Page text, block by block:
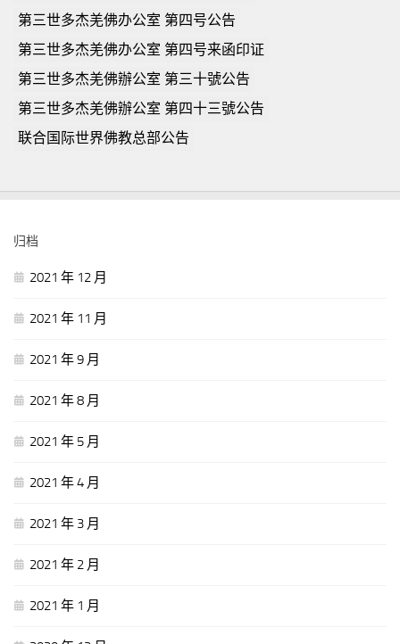
第三世多杰羌佛办公室 第四号公告
第三世多杰羌佛办公室 第四号来函印证
第三世多杰羌佛辦公室 第三十號公告
第三世多杰羌佛辦公室 第四十三號公告
联合国际世界佛教总部公告
归档
2021 年 12 月
2021 年 11 月
2021 年 9 月
2021 年 8 月
2021 年 5 月
2021 年 4 月
2021 年 3 月
2021 年 2 月
2021 年 1 月